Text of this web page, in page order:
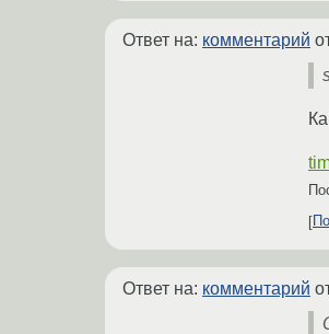
Ответ на: комментарий
Ответ на: комментарий